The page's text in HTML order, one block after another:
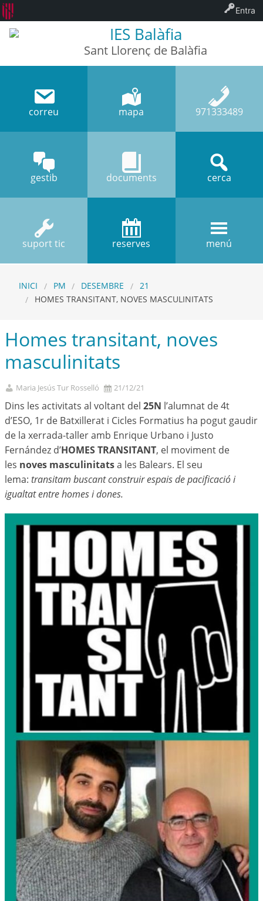
IES Balàfia
Sant Llorenç de Balàfia
correu mapa 971333489
gestib documents cerca
suport tic reserves menú
INICI PM DESEMBRE
21
HOMES TRANSITANT, NOVES MASCULINITATS
Homes transitant, noves
masculinitats
Maria Jesús Tur Rosselló 21/12/21
Dins les activitats al voltant del 25N l’alumnat de 4t
d’ESO, 1r de Batxillerat i Cicles Formatius ha pogut gaudir
de la xerrada-taller amb Enrique Urbano i Justo
Fernández d’HOMES TRANSITANT, el moviment de
les noves masculinitatsa les Balears. El seu
lema: transitam buscant construir espais de pacificació i
igualtat entre homes i dones.
Entra